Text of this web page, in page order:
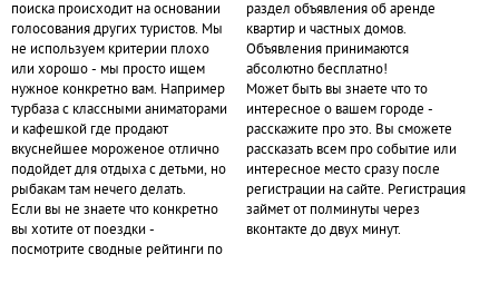
поиска происходит на основании
голосования других туристов. Мы
не используем критерии плохо
или хорошо - мы просто ищем
нужное конкретно вам. Например
турбаза с классными аниматорами
и кафешкой где продают
вкуснейшее мороженое отлично
подойдет для отдыха с детьми, но
рыбакам там нечего делать.
Если вы не знаете что конкретно
вы хотите от поездки -
посмотрите сводные рейтинги по
раздел объявления об аренде
квартир и частных домов.
Объявления принимаются
абсолютно бесплатно!
Может быть вы знаете что то
интересное о вашем городе -
расскажите про это. Вы сможете
рассказать всем про событие или
интересное место сразу после
регистрации на сайте. Регистрация
займет от полминуты через
вконтакте до двух минут.